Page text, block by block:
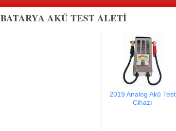
BATARYA AKÜ TEST ALETİ
2019 Analog Akü Test
Cihazı